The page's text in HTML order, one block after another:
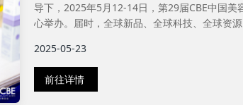
导下，2025年5月12-14日，第29届CBE中国美
心举办。届时，全球新品、全球科技、全球资
2025-05-23
前往详情